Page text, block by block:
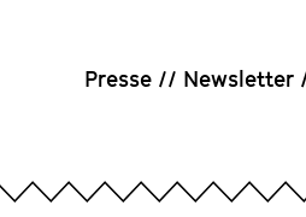
Presse Newsletter